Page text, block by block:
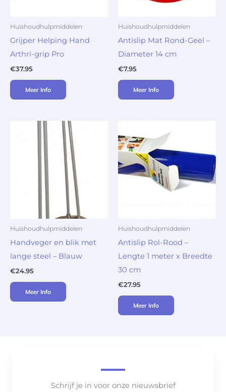
Huishoudhulpmiddelen
Grijper Helping Hand
Arthri-grip Pro
€37.95
Meer Info
Huishoudhulpmiddelen
Antislip Mat Rond-Geel –
Diameter 14 cm
€7.95
Meer Info
Huishoudhulpmiddelen
Handveger en blik met
lange steel – Blauw
€24.95
Meer Info
Huishoudhulpmiddelen
Antislip Rol-Rood –
Lengte 1 meter x Breedte
30 cm
€27.95
Meer Info
Schrijf je in voor onze nieuwsbrief